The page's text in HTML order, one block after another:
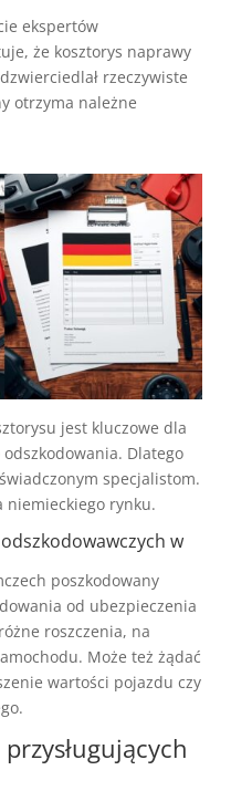
ekspertów
że kosztorys naprawy
rzeczywiste
otrzyma należne
jest kluczowe dla
Dlatego
specjalistom.
niemieckiego rynku.
w
poszkodowany
od ubezpieczenia
roszczenia, na
Może też żądać
wartości pojazdu czy